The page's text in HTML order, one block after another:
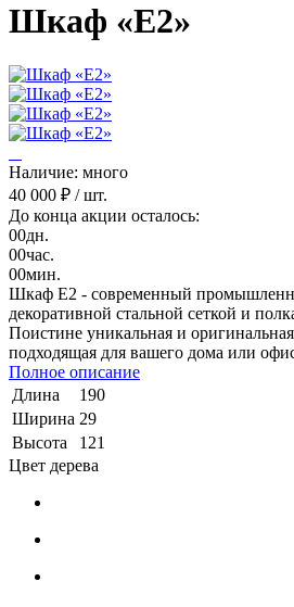
Шкаф «Е2»
Наличие: много
40 000 ₽ / шт.
До конца акции осталось:
00дн.
00час.
00мин.
Шкаф Е2 - современный
декоративной стальной сеткой и
Поистине уникальная и
подходящая для вашего дома или
Полное описание
Длина
190
Ширина 29
Высота
121
Цвет дерева